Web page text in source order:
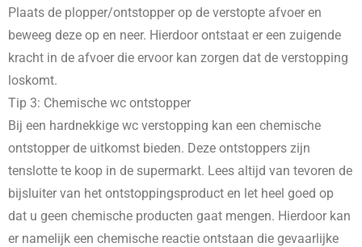
Plaats de plopper/ontstopper op de verstopte afvoer en
beweeg deze op en neer. Hierdoor ontstaat er een zuigende
kracht in de afvoer die ervoor kan zorgen dat de verstopping
loskomt.
Tip 3: Chemische wc ontstopper
Bij een hardnekkige wc verstopping kan een chemische
ontstopper de uitkomst bieden. Deze ontstoppers zijn
tenslotte te koop in de supermarkt. Lees altijd van tevoren de
bijsluiter van het ontstoppingsproduct en let heel goed op
dat u geen chemische producten gaat mengen. Hierdoor kan
er namelijk een chemische reactie ontstaan die gevaarlijke